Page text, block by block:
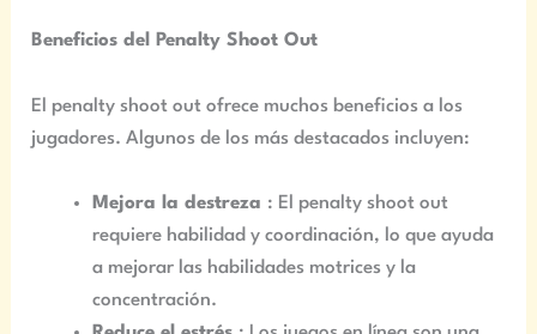
Beneficios del Penalty Shoot Out
El penalty shoot out ofrece muchos beneficios a los
jugadores. Algunos de los más destacados incluyen:
Mejora la destreza : El penalty shoot out
requiere habilidad y coordinación, lo que ayuda
a mejorar las habilidades motrices y la
concentración.